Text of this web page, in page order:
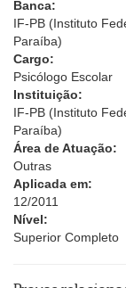
Banca:
IF-PB (Instituto
Paraíba)
Cargo:
Psicólogo Escolar
Instituição:
IF-PB (Instituto
Paraíba)
Área de Atuação:
Outras
Aplicada em:
12/2011
Nível:
Superior Completo